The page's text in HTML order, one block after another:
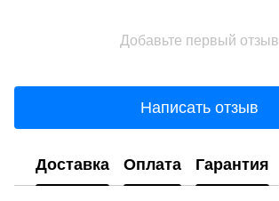
Добавьте первый отзыв
Написать отзыв
Доставка Оплата Гарантия